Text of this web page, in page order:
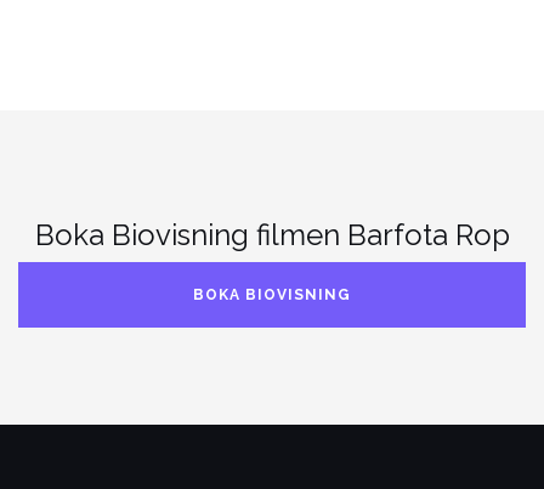
Boka Biovisning filmen Barfota Rop
BOKA BIOVISNING